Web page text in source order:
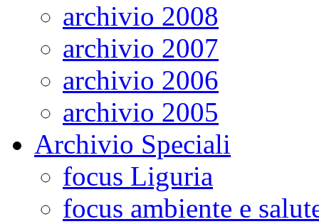
archivio 2008
archivio 2007
archivio 2006
archivio 2005
Archivio Speciali
focus Liguria
focus ambiente e